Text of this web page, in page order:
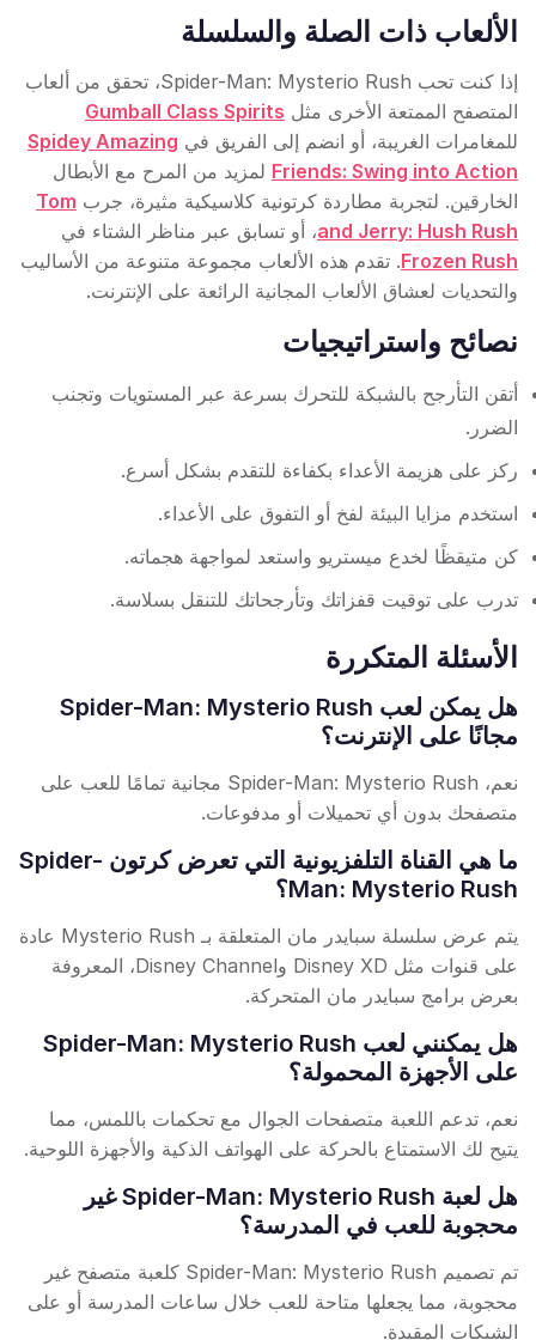
الألعاب ذات الصلة والسلسلة
إذا كنت تحب Spider-Man: Mysterio Rush، تحقق من ألعاب
المتصفح الممتعة الأخرى مثل Gumball Class Spirits
للمغامرات الغريبة، أو انضم إلى الفريق في Spidey Amazing
Friends: Swing into Action لمزيد من المرح مع الأبطال
الخارقين. لتجربة مطاردة كرتونية كلاسيكية مثيرة، جرب Tom
and Jerry: Hush Rush، أو تسابق عبر مناظر الشتاء في
Frozen Rush. تقدم هذه الألعاب مجموعة متنوعة من الأساليب
والتحديات لعشاق الألعاب المجانية الرائعة على الإنترنت.
نصائح واستراتيجيات
أتقن التأرجح بالشبكة للتحرك بسرعة عبر المستويات وتجنب
الضرر.
ركز على هزيمة الأعداء بكفاءة للتقدم بشكل أسرع.
استخدم مزايا البيئة لفخ أو التفوق على الأعداء.
كن متيقظًا لخدع ميستريو واستعد لمواجهة هجماته.
تدرب على توقيت قفزاتك وتأرجحاتك للتنقل بسلاسة.
الأسئلة المتكررة
هل يمكن لعب Spider-Man: Mysterio Rush
مجانًا على الإنترنت؟
نعم، Spider-Man: Mysterio Rush مجانية تمامًا للعب على
متصفحك بدون أي تحميلات أو مدفوعات.
ما هي القناة التلفزيونية التي تعرض كرتون Spider-
Man: Mysterio Rush؟
يتم عرض سلسلة سبايدر مان المتعلقة بـ Mysterio Rush عادة
على قنوات مثل Disney XD وDisney Channel، المعروفة
بعرض برامج سبايدر مان المتحركة.
هل يمكنني لعب Spider-Man: Mysterio Rush
على الأجهزة المحمولة؟
نعم، تدعم اللعبة متصفحات الجوال مع تحكمات باللمس، مما
يتيح لك الاستمتاع بالحركة على الهواتف الذكية والأجهزة اللوحية.
هل لعبة Spider-Man: Mysterio Rush غير
محجوبة للعب في المدرسة؟
تم تصميم Spider-Man: Mysterio Rush كلعبة متصفح غير
محجوبة، مما يجعلها متاحة للعب خلال ساعات المدرسة أو على
الشبكات المقيدة.